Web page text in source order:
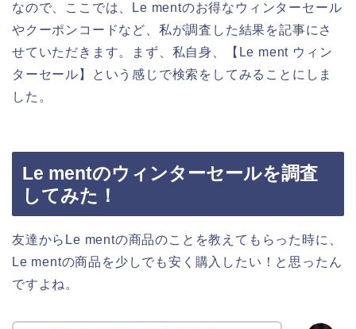
なので、ここでは、Le mentのお得なウィンターセール
やクーポンコードなど、私が調査した結果を記事にさ
せていただきます。まず、私自身、【Le ment ウィン
ターセール】という感じで検索をしてみることにしま
した。
Le mentのウィンターセールを調査
してみた！
友達からLe mentの商品のことを教えてもらった時に、
Le mentの商品を少しでも安く購入したい！と思ったん
ですよね。